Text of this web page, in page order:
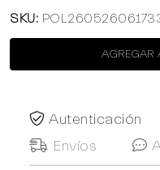
SKU:
AGREGAR
Autenticación
Envíos